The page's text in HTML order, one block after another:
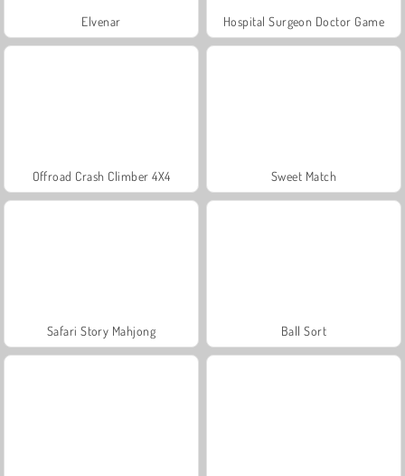
Elvenar Hospital Surgeon Doctor Game
Offroad Crash Climber 4X4 Sweet Match
Safari Story Mahjong Ball Sort